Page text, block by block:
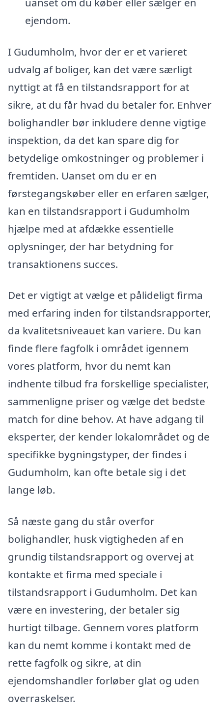
ejendom.
I Gudumholm, hvor der er et varieret
udvalg af boliger, kan det være særligt
nyttigt at få en tilstandsrapport for at
sikre, at du får hvad du betaler for. Enhver
bolighandler bør inkludere denne vigtige
inspektion, da det kan spare dig for
betydelige omkostninger og problemer i
fremtiden. Uanset om du er en
førstegangskøber eller en erfaren sælger,
kan en tilstandsrapport i Gudumholm
hjælpe med at afdække essentielle
oplysninger, der har betydning for
transaktionens succes.
Det er vigtigt at vælge et pålideligt firma
med erfaring inden for tilstandsrapporter,
da kvalitetsniveauet kan variere. Du kan
finde flere fagfolk i området igennem
vores platform, hvor du nemt kan
indhente tilbud fra forskellige specialister,
sammenligne priser og vælge det bedste
match for dine behov. At have adgang til
eksperter, der kender lokalområdet og de
specifikke bygningstyper, der findes i
Gudumholm, kan ofte betale sig i det
lange løb.
Så næste gang du står overfor
bolighandler, husk vigtigheden af en
grundig tilstandsrapport og overvej at
kontakte et firma med speciale i
tilstandsrapport i Gudumholm. Det kan
være en investering, der betaler sig
hurtigt tilbage. Gennem vores platform
kan du nemt komme i kontakt med de
rette fagfolk og sikre, at din
ejendomshandler forløber glat og uden
overraskelser.